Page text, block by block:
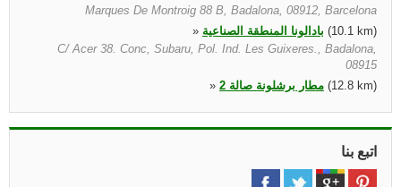
Marques De Montroig 88 B, Badalona, 08912, Barcelona
» بادالونا المنطقة الصناعية
(10.1 km)
C/ Acer 38. Conc, Subaru, Pol. Ind. Les Guixeres., Badalona,
08915
»
مطار برشلونة صالة 2
(12.8 km)
*no Truck Return* Key Box At Parkig, El Prat Llobregat, El Prat
De Llobregat, 08820
اتبع بنا